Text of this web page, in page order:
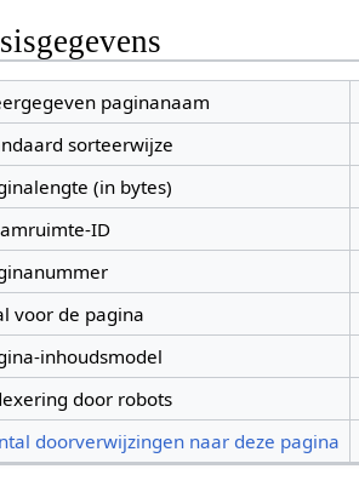
paginanaam
sorteerwijze
(in bytes)
ID
voor de pagina
inhoudsmodel
door robots
doorverwijzingen naar deze pagina